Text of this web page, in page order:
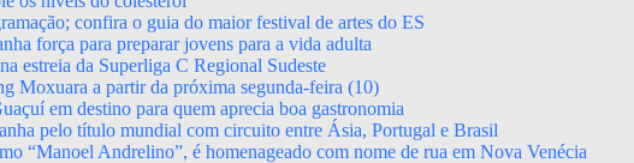
confira o guia do maior festival de artes do ES
força para preparar jovens para a vida adulta
estreia da Superliga C Regional Sudeste
Moxuara a partir da próxima segunda-feira (10)
em destino para quem aprecia boa gastronomia
pelo título mundial com circuito entre Ásia, Portugal e Brasil
“Manoel Andrelino”, é homenageado com nome de rua em Nova Venécia